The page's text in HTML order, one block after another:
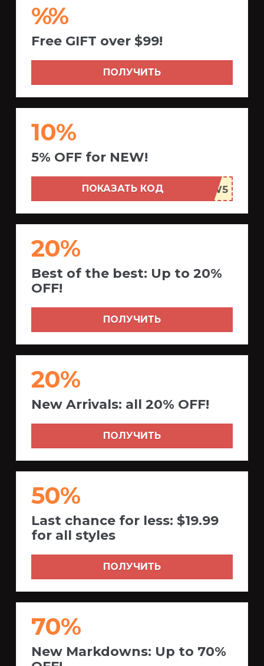
%%
Free GIFT over $99!
ПОЛУЧИТЬ
10%
5% OFF for NEW!
ПОКАЗАТЬ КОД
20%
Best of the best: Up to 20%
OFF!
ПОЛУЧИТЬ
20%
New Arrivals: all 20% OFF!
ПОЛУЧИТЬ
50%
Last chance for less: $19.99
for all styles
ПОЛУЧИТЬ
70%
New Markdowns: Up to 70%